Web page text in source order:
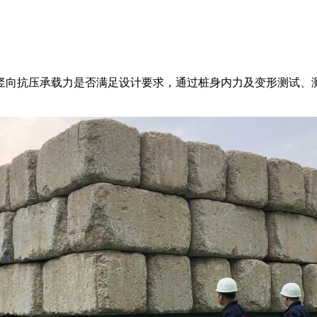
抗压承载力是否满足设计要求，通过桩身内力及变形测试